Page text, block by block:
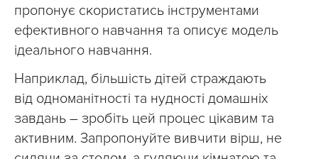
пропонує скористатись інструментами
ефективного навчання та описує модель
ідеального навчання.
Наприклад, більшість дітей страждають
від одноманітності та нудності домашніх
завдань – зробіть цей процес цікавим та
активним. Запропонуйте вивчити вірш, не